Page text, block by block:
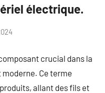
électrique.
crucial dans la
Ce terme
allant des fils et